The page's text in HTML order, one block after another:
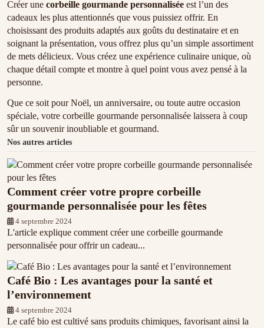
Créer une corbeille gourmande personnalisée est l’un des
cadeaux les plus attentionnés que vous puissiez offrir. En
choisissant des produits adaptés aux goûts du destinataire et en
soignant la présentation, vous offrez plus qu’un simple assortiment
de mets délicieux. Vous créez une expérience culinaire unique, où
chaque détail compte et montre à quel point vous avez pensé à la
personne.
Que ce soit pour Noël, un anniversaire, ou toute autre occasion
spéciale, votre corbeille gourmande personnalisée laissera à coup
sûr un souvenir inoubliable et gourmand.
Nos autres articles
Comment créer votre propre corbeille
gourmande personnalisée pour les fêtes
4 septembre 2024
L'article explique comment créer une corbeille gourmande
personnalisée pour offrir un cadeau...
Café Bio : Les avantages pour la santé et
l’environnement
4 septembre 2024
Le café bio est cultivé sans produits chimiques, favorisant ainsi la